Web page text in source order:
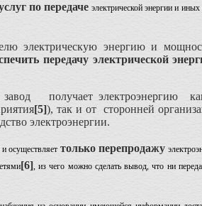
по передаче электрической энергии и иных
электрическую энергию и
передачу электрической
завод получает электроэнергию
[5]), так и от сторонней
электроэнергии.
осуществляет только перепродажу
[6], из чего можно сделать вывод, что ни